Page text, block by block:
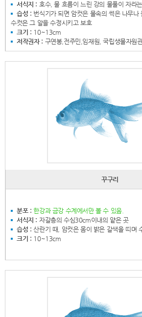
서식지 : 호수, 물 흐름이 느린 강의 물풀이 자라
습성 : 번식기가 되면 암컷은 물속의 썩은 나무나
수컷은 그 알을 수정시키고 보호
크기 : 10~13cm
저작권자 : 구연봉,전주민,임재원, 국립생물자원
꾸구리
분포 : 한강과 금강 수계에서만 볼 수 있음.
서식지 : 자갈층의 수심30cm이내의 얕은 곳
습성 : 산란기 때, 암컷은 몸이 밝은 갈색을 띠며
크기 : 10~13cm